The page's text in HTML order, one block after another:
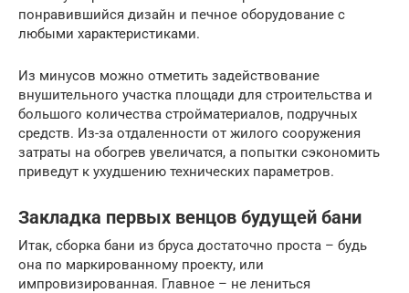
понравившийся дизайн и печное оборудование с
любыми характеристиками.
Из минусов можно отметить задействование
внушительного участка площади для строительства и
большого количества стройматериалов, подручных
средств. Из-за отдаленности от жилого сооружения
затраты на обогрев увеличатся, а попытки сэкономить
приведут к ухудшению технических параметров.
Закладка первых венцов будущей бани
Итак, сборка бани из бруса достаточно проста – будь
она по маркированному проекту, или
импровизированная. Главное – не лениться